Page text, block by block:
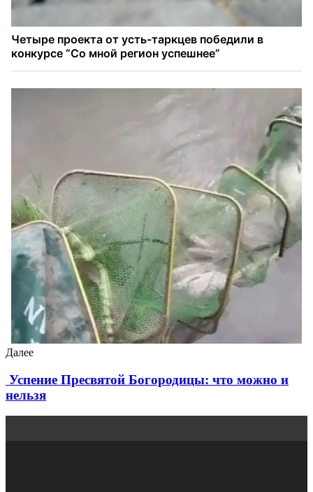
Далее
Успение Пресвятой Богородицы: что можно и
нельзя